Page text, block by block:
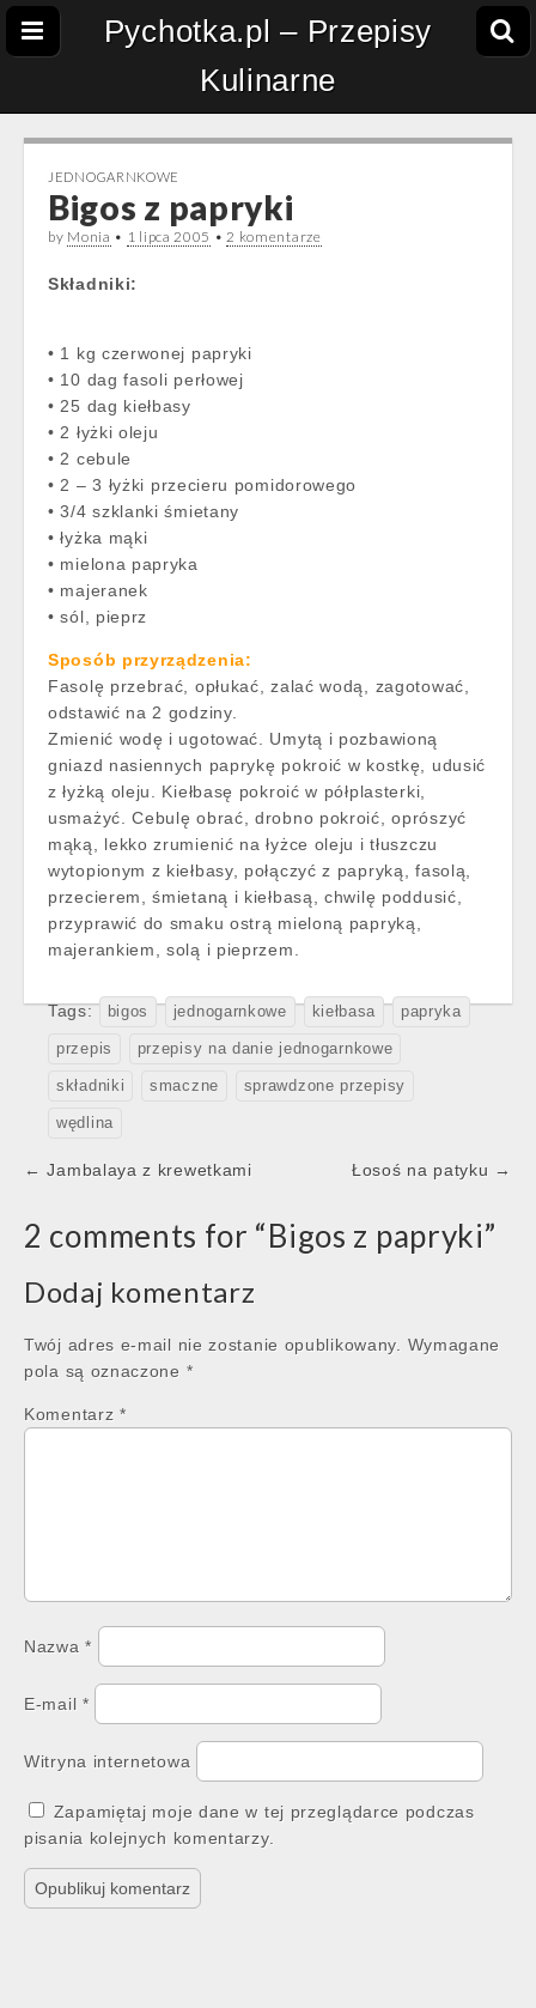
Pychotka.pl – Przepisy
Kulinarne
JEDNOGARNKOWE
Bigos z papryki
by Monia • 1 lipca 2005 •2 komentarze
Składniki:
• 1 kg czerwonej papryki
• 10 dag fasoli perłowej
• 25 dag kiełbasy
• 2 łyżki oleju
• 2 cebule
• 2 – 3 łyżki przecieru pomidorowego
• 3/4 szklanki śmietany
• łyżka mąki
• mielona papryka
• majeranek
• sól, pieprz
Sposób przyrządzenia:
Fasolę przebrać, opłukać, zalać wodą, zagotować,
odstawić na 2 godziny.
Zmienić wodę i ugotować. Umytą i pozbawioną
gniazd nasiennych paprykę pokroić w kostkę, udusić
z łyżką oleju. Kiełbasę pokroić w półplasterki,
usmażyć. Cebulę obrać, drobno pokroić, oprószyć
mąką, lekko zrumienić na łyżce oleju i tłuszczu
wytopionym z kiełbasy, połączyć z papryką, fasolą,
przecierem, śmietaną i kiełbasą, chwilę poddusić,
przyprawić do smaku ostrą mieloną papryką,
majerankiem, solą i pieprzem.
Tags: bigos jednogarnkowe kiełbasa papryka
przepis przepisy na danie jednogarnkowe
składniki smaczne sprawdzone przepisy
wędlina
Post
← Jambalaya z krewetkami Łosoś na patyku →
2 comments for “Bigos z papryki”
Dodaj komentarz
Twój adres e-mail nie zostanie opublikowany.
Wymagane
pola są oznaczone *
Komentarz *
Nazwa*
E-mail *
Witryna internetowa
Zapamiętaj moje dane w tej przeglądarce podczas
pisania kolejnych komentarzy.